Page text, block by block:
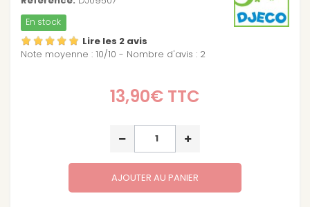
En stock
Lire les 2 avis
Note moyenne : 10/10 - Nombre d'avis : 2
13,90€ TTC
AJOUTER AU PANIER